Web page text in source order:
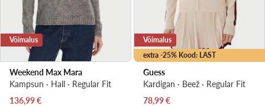
Võimalus
Weekend Max Mara
Kampsun · Hall · Regular Fit
Praegune hind
136,99€
extra -25% Kood: LAST
Võimalus
Guess
Kardigan · Beež · Regular Fit
Praegune hind
78,99€